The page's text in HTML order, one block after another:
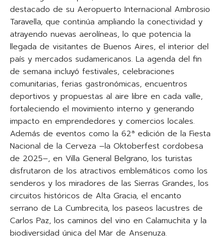
destacado de su Aeropuerto Internacional Ambrosio
Taravella, que continúa ampliando la conectividad y
atrayendo nuevas aerolíneas, lo que potencia la
llegada de visitantes de Buenos Aires, el interior del
país y mercados sudamericanos. La agenda del fin
de semana incluyó festivales, celebraciones
comunitarias, ferias gastronómicas, encuentros
deportivos y propuestas al aire libre en cada valle,
fortaleciendo el movimiento interno y generando
impacto en emprendedores y comercios locales.
Además de eventos como la 62ª edición de la Fiesta
Nacional de la Cerveza –la Oktoberfest cordobesa
de 2025–, en Villa General Belgrano, los turistas
disfrutaron de los atractivos emblemáticos como los
senderos y los miradores de las Sierras Grandes, los
circuitos históricos de Alta Gracia, el encanto
serrano de La Cumbrecita, los paseos lacustres de
Carlos Paz, los caminos del vino en Calamuchita y la
biodiversidad única del Mar de Ansenuza.